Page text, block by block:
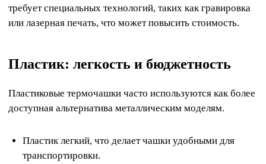
требует специальных технологий, таких как гравировка
или лазерная печать, что может повысить стоимость.
Пластик: легкость и бюджетность
Пластиковые термочашки часто используются как более
доступная альтернатива металлическим моделям.
Пластик легкий, что делает чашки удобными для
транспортировки.